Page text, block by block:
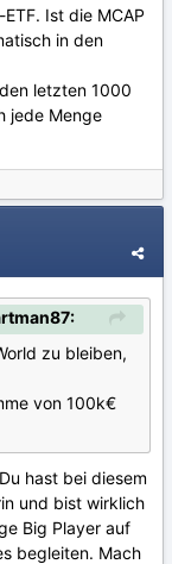
Ist die MCAP
in den
letzten 1000
jede Menge
zu bleiben,
von 100k€
hast bei diesem
und bist wirklich
Big Player auf
begleiten. Mach